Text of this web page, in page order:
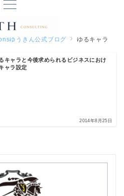
ゆうきん公式ブログ ゆるキャラ
キャラと今後求められるビジネスにおけ
ャラ設定
2014年8月25日